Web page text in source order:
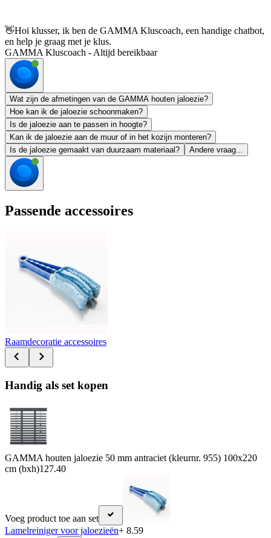
👋Hoi klusser, ik ben de GAMMA Kluscoach, een handige chatbot,
en help je graag met je klus.
GAMMA Kluscoach - Altijd bereikbaar
Wat zijn de afmetingen van de GAMMA houten jaloezie?
Hoe kan ik de jaloezie schoonmaken?
Is de jaloezie aan te passen in hoogte?
Kan ik de jaloezie aan de muur of in het kozijn monteren?
Is de jaloezie gemaakt van duurzaam materiaal?
Andere vraag...
Passende accessoires
Raamdecoratie accessoires
Handig als set kopen
GAMMA houten jaloezie 50 mm antraciet (kleurnr. 955) 100x220
cm (bxh)127.40
Voeg product toe aan set
Lamelreiniger voor jaloezieën+ 8.59